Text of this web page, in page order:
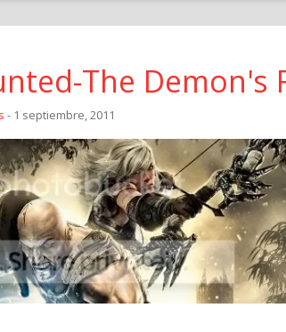
The Demon's
- 1 septiembre, 2011